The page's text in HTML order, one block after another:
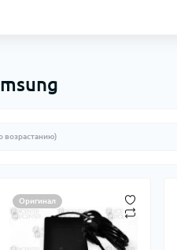
Оригинал